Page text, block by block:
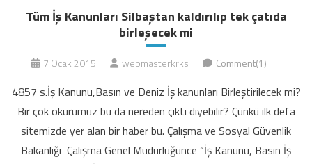
Tüm İş Kanunları Silbaştan kaldırılıp tek çatıda
birleşecek mi
7 Ocak 2015 webmasterkrks Comment(1)
4857 s.İş Kanunu,Basın ve Deniz İş kanunları Birleştirilecek mi?
Bir çok okurumuz bu da nereden çıktı diyebilir? Çünkü ilk defa
sitemizde yer alan bir haber bu. Çalışma ve Sosyal Güvenlik
Bakanlığı Çalışma Genel Müdürlüğünce “İş Kanunu, Basın İş